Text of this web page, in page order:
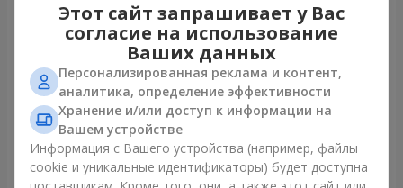
Цветы в коробке "Розовый
оазис"
3 124 грн
Композиция "Баллада о
маме"
2 324 грн
Этот сайт запрашивает у Вас
согласие на использование
Ваших данных
Персонализированная реклама и контент,
аналитика, определение эффективности
Хранение и/или доступ к информации на
Вашем устройстве
Информация с Вашего устройства (например, файлы
cookie и уникальные идентификаторы) будет доступна